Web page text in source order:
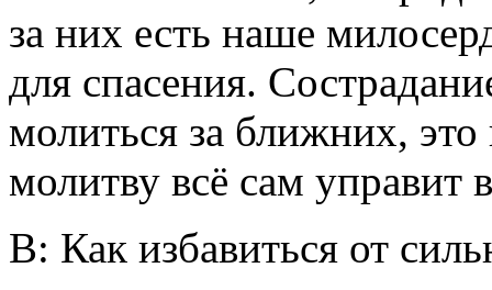
за них есть наше
для спасения.
молиться за ближних,
молитву всё сам управит
В: Как избавиться от